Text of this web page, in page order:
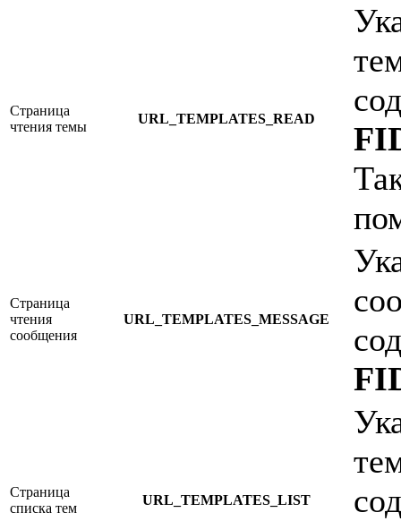
Страница
чтения темы
URL_TEMPLATES_READ
Страница
чтения
сообщения
URL_TEMPLATES_MESSAGE
Страница
списка тем
URL_TEMPLATES_LIST